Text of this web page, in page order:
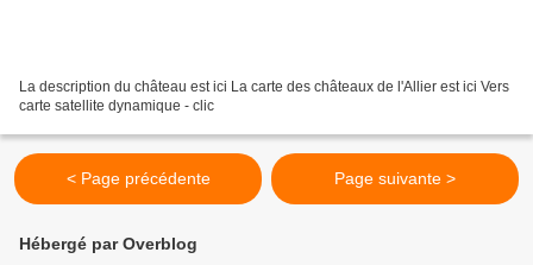
La description du château est ici La carte des châteaux de l'Allier est ici Vers
carte satellite dynamique - clic
< Page précédente Page suivante >
Hébergé par Overblog